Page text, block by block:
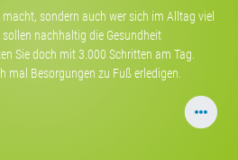
sondern auch wer sich im Alltag viel
nachhaltig die Gesundheit
Sie doch mit 3.000 Schritten am Tag.
mal Besorgungen zu Fuß erledigen.